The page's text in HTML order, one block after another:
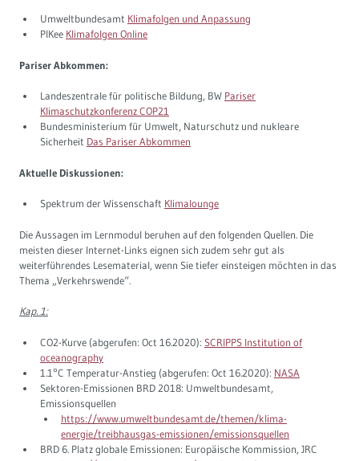
Umweltbundesamt Klimafolgen und Anpassung
PIKee Klimafolgen Online
Pariser Abkommen:
Landeszentrale für politische Bildung, BW Pariser
Klimaschutzkonferenz COP21
Bundesministerium für Umwelt, Naturschutz und nukleare
Sicherheit Das Pariser Abkommen
Aktuelle Diskussionen:
Spektrum der Wissenschaft Klimalounge
Die Aussagen im Lernmodul beruhen auf den folgenden Quellen. Die
meisten dieser Internet-Links eignen sich zudem sehr gut als
weiterführendes Lesematerial, wenn Sie tiefer einsteigen möchten in das
Thema „Verkehrswende“.
Kap. 1:
CO2-Kurve (abgerufen: Oct 16.2020): SCRIPPS Institution of
oceanography
1.1°C Temperatur-Anstieg (abgerufen: Oct 16.2020): NASA
Sektoren-Emissionen BRD 2018: Umweltbundesamt,
Emissionsquellen
https://www.umweltbundesamt.de/themen/klima-
energie/treibhausgas-emissionen/emissionsquellen
BRD 6. Platz globale Emissionen: Europäische Kommission, JRC